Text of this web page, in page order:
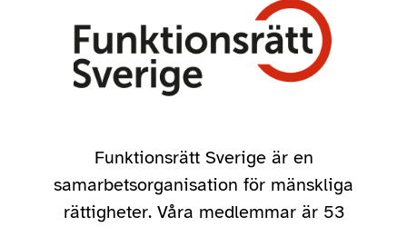
Funktionsrätt Sverige är en
samarbetsorganisation för mänskliga
rättigheter. Våra medlemmar är 53